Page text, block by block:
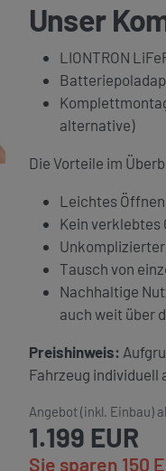
Unser
LIONTRON
alternative)
Die Vorteile im
Leichtes
Kein verklebtes
Tausch von
Nachhaltige
auch weit über
Preishinweis:
Fahrzeug individuell
Angebot (inkl. Einbau)
1.199 EUR
Sie sparen 150